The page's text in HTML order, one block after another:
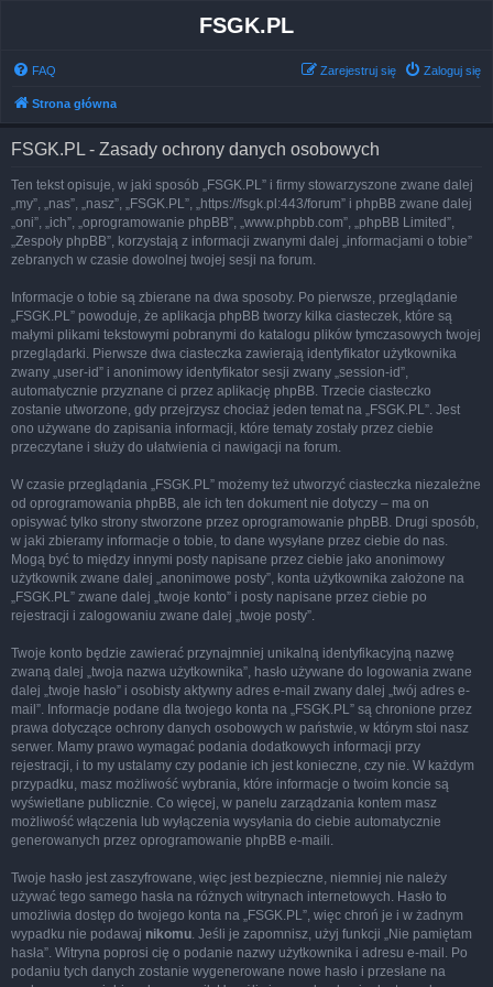
FSGK.PL
FAQ Zaloguj się
Zarejestruj się
Strona główna
FSGK.PL - Zasady ochrony danych osobowych
Ten tekst opisuje, w jaki sposób „FSGK.PL” i firmy stowarzyszone zwane dalej
„my”, „nas”, „nasz”, „FSGK.PL”, „https://fsgk.pl:443/forum” i phpBB zwane dalej
„oni”, „ich”, „oprogramowanie phpBB”, „www.phpbb.com”, „phpBB Limited”,
„Zespoły phpBB”, korzystają z informacji zwanymi dalej „informacjami o tobie”
zebranych w czasie dowolnej twojej sesji na forum.
Informacje o tobie są zbierane na dwa sposoby. Po pierwsze, przeglądanie
„FSGK.PL” powoduje, że aplikacja phpBB tworzy kilka ciasteczek, które są
małymi plikami tekstowymi pobranymi do katalogu plików tymczasowych twojej
przeglądarki. Pierwsze dwa ciasteczka zawierają identyfikator użytkownika
zwany „user-id” i anonimowy identyfikator sesji zwany „session-id”,
automatycznie przyznane ci przez aplikację phpBB. Trzecie ciasteczko
zostanie utworzone, gdy przejrzysz chociaż jeden temat na „FSGK.PL”. Jest
ono używane do zapisania informacji, które tematy zostały przez ciebie
przeczytane i służy do ułatwienia ci nawigacji na forum.
W czasie przeglądania „FSGK.PL” możemy też utworzyć ciasteczka niezależne
od oprogramowania phpBB, ale ich ten dokument nie dotyczy – ma on
opisywać tylko strony stworzone przez oprogramowanie phpBB. Drugi sposób,
w jaki zbieramy informacje o tobie, to dane wysyłane przez ciebie do nas.
Mogą być to między innymi posty napisane przez ciebie jako anonimowy
użytkownik zwane dalej „anonimowe posty”, konta użytkownika założone na
„FSGK.PL” zwane dalej „twoje konto” i posty napisane przez ciebie po
rejestracji i zalogowaniu zwane dalej „twoje posty”.
Twoje konto będzie zawierać przynajmniej unikalną identyfikacyjną nazwę
zwaną dalej „twoja nazwa użytkownika”, hasło używane do logowania zwane
dalej „twoje hasło” i osobisty aktywny adres e-mail zwany dalej „twój adres e-
mail”. Informacje podane dla twojego konta na „FSGK.PL” są chronione przez
prawa dotyczące ochrony danych osobowych w państwie, w którym stoi nasz
serwer. Mamy prawo wymagać podania dodatkowych informacji przy
rejestracji, i to my ustalamy czy podanie ich jest konieczne, czy nie. W każdym
przypadku, masz możliwość wybrania, które informacje o twoim koncie są
wyświetlane publicznie. Co więcej, w panelu zarządzania kontem masz
możliwość włączenia lub wyłączenia wysyłania do ciebie automatycznie
generowanych przez oprogramowanie phpBB e-maili.
Twoje hasło jest zaszyfrowane, więc jest bezpieczne, niemniej nie należy
używać tego samego hasła na różnych witrynach internetowych. Hasło to
umożliwia dostęp do twojego konta na „FSGK.PL”, więc chroń je i w żadnym
wypadku nie podawaj nikomu. Jeśli je zapomnisz, użyj funkcji „Nie pamiętam
hasła”. Witryna poprosi cię o podanie nazwy użytkownika i adresu e-mail. Po
podaniu tych danych zostanie wygenerowane nowe hasło i przesłane na